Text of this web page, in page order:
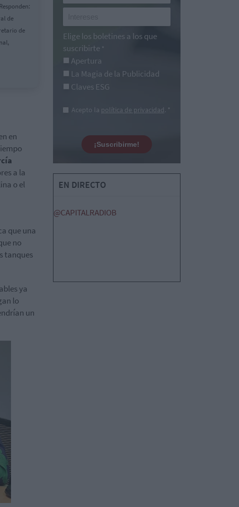
de
de
en
a la
o el
que una
no
tanques
ya
lo
un
Elige los boletines a los que
suscribirte *
Apertura
La Magia de la Publicidad
Claves ESG
Acepto la política de privacidad. *
¡Suscribirme!
EN DIRECTO
@CAPITALRADIOB